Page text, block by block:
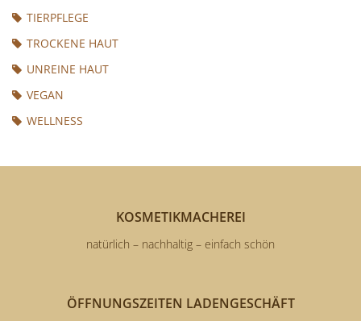
TIERPFLEGE
TROCKENE HAUT
UNREINE HAUT
VEGAN
WELLNESS
KOSMETIKMACHEREI
natürlich – nachhaltig – einfach schön
ÖFFNUNGSZEITEN LADENGESCHÄFT